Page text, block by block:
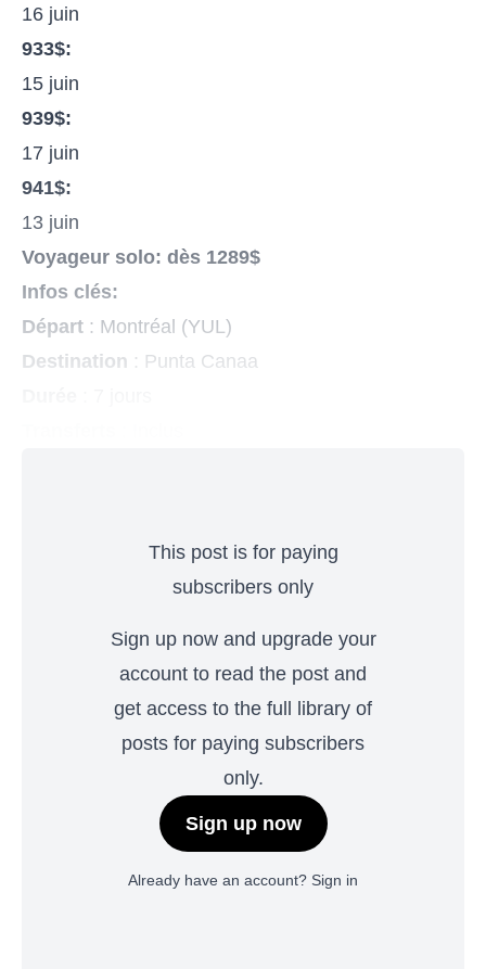
16 juin
933$:
15 juin
939$:
17 juin
941$:
13 juin
Voyageur solo: dès 1289$
Infos clés:
Départ : Montréal (YUL)
Destination : Punta Canaa
This post is for paying
subscribers only
Sign up now and upgrade your
account to read the post and
get access to the full library of
posts for paying subscribers
only.
Sign up now
Already have an account? Sign in